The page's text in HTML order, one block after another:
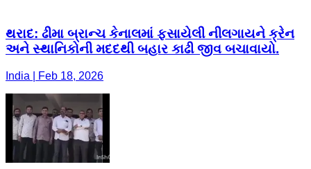
થરાદ: ઢીમા બ્રાન્ચ કેનાલમાં ફસાયેલી નીલગાયને ક્રેન
અને સ્થાનિકોની મદદથી બહાર કાઢી જીવ બચાવાયો.
India | Feb 18, 2026